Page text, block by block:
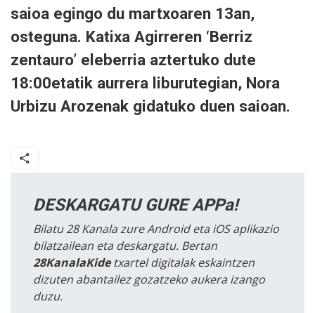
saioa egingo du martxoaren 13an,
osteguna. Katixa Agirreren ‘Berriz
zentauro’ eleberria aztertuko dute
18:00etatik aurrera liburutegian, Nora
Urbizu Arozenak gidatuko duen saioan.
DESKARGATU GURE APPa!
Bilatu 28 Kanala zure Android eta iOS aplikazio
bilatzailean eta deskargatu. Bertan
28KanalaKidetxartel digitalak eskaintzen
dizuten abantailez gozatzeko aukera izango
duzu.